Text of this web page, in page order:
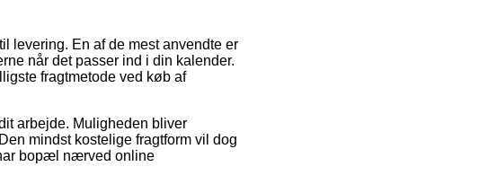
levering. En af de mest anvendte er
når det passer ind i din kalender.
fragtmetode ved køb af
arbejde. Muligheden bliver
mindst kostelige fragtform vil dog
bopæl nærved online